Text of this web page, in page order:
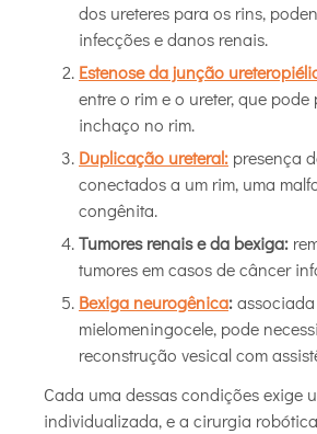
dos ureteres para os rins,
infecções e danos renais.
Estenose da junção
entre o rim e o ureter, que
inchaço no rim.
Duplicação ureteral: presença
conectados a um rim, uma
congênita.
Tumores renais e da bexiga:
tumores em casos de câncer
Bexiga neurogênica:
mielomeningocele, pode
reconstrução vesical com
Cada uma dessas condições exige
individualizada, e a cirurgia robótica